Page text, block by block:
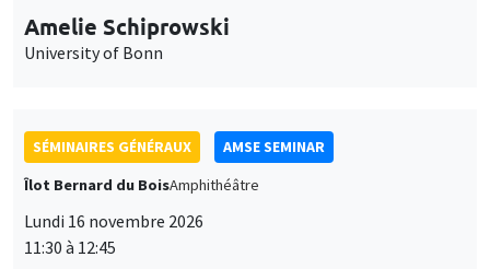
Amelie Schiprowski
University of Bonn
SÉMINAIRES GÉNÉRAUX
AMSE SEMINAR
Îlot Bernard du BoisAmphithéâtre
Lundi 16 novembre 2026
11:30 à 12:45